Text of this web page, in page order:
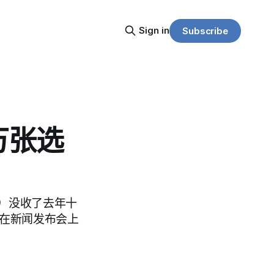
Sign in Subscribe
张选
没收了去年十
新闻发布会上